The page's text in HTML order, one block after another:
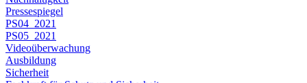
Pressespiegel
PS04_2021
PS05_2021
Videoüberwachung
Ausbildung
Sicherheit